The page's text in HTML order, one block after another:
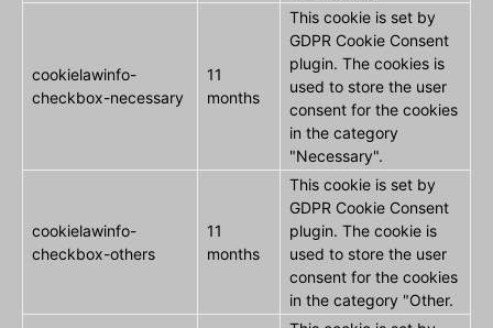
cookielawinfo-
checkbox-necessary
11
months
This cookie is set by
GDPR Cookie Consent
plugin. The cookies is
used to store the user
consent for the cookies
in the category
"Necessary".
cookielawinfo-
checkbox-others
11
months
This cookie is set by
GDPR Cookie Consent
plugin. The cookie is
used to store the user
consent for the cookies
in the category "Other.